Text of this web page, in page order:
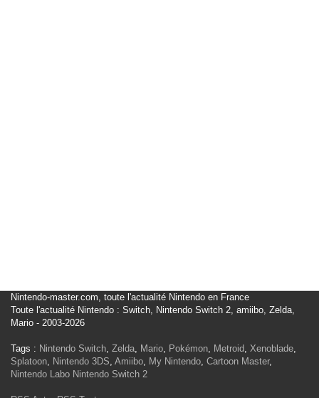
Nintendo-master.com, toute l'actualité Nintendo en France
Toute l'actualité Nintendo : Switch, Nintendo Switch 2, amiibo, Zelda,
Mario - 2003-2026
Tags : Nintendo Switch, Zelda, Mario, Pokémon, Metroid, Xenoblade,
Splatoon, Nintendo 3DS, Amiibo, My Nintendo, Cartoon Master,
Nintendo Labo Nintendo Switch 2